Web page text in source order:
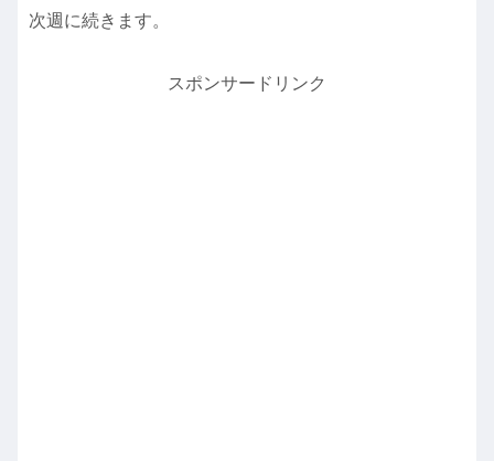
次週に続きます。
スポンサードリンク